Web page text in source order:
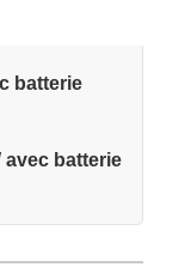
batterie
avec batterie